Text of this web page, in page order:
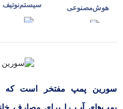
هوش‌مصنوعی سیستم‌نوتیف
سورین پمپ مفتخر است که